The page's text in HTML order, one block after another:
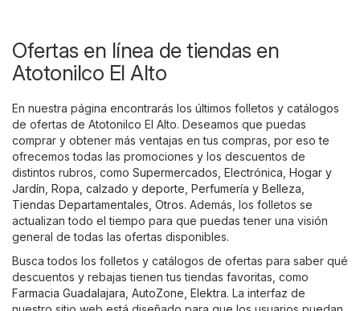
Ofertas en línea de tiendas en
Atotonilco El Alto
En nuestra página encontrarás los últimos folletos y catálogos
de ofertas de Atotonilco El Alto. Deseamos que puedas
comprar y obtener más ventajas en tus compras, por eso te
ofrecemos todas las promociones y los descuentos de
distintos rubros, como Supermercados Electrónica Hogar y
Jardín Ropa, calzado y deporte Perfumería y Belleza
Tiendas Departamentales Otros. Además, los folletos se
actualizan todo el tiempo para que puedas tener una visión
general de todas las ofertas disponibles.
Busca todos los folletos y catálogos de ofertas para saber qué
descuentos y rebajas tienen tus tiendas favoritas, como
Farmacia Guadalajara AutoZone Elektra. La interfaz de